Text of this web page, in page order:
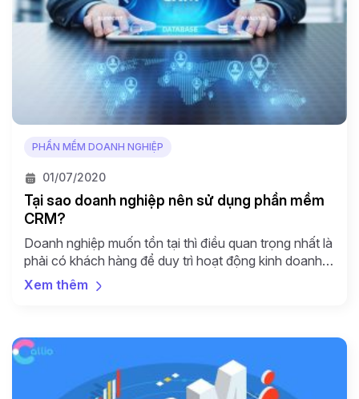
PHẦN MỀM DOANH NGHIỆP
01/07/2020
Tại sao doanh nghiệp nên sử dụng phần mềm
CRM?
Doanh nghiệp muốn tồn tại thì điều quan trọng nhất là
phải có khách hàng để duy trì hoạt động kinh doanh.
Vì vậy mà vấn đề chăm sóc khách hàng, tạo ấn tượng
tốt luôn là nhiệm vụ hàng đầu. Sau đây chúng ta hãy
Xem thêm